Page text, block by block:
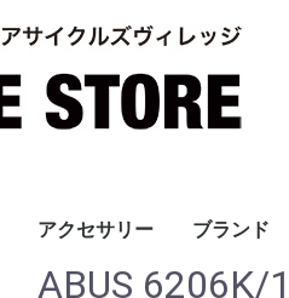
レーサーパンツ
カジュアルタイプ
アクセサリー
ロック（鍵）
ライト・リフレクター
バッグ
ブランド
ABUS
beruf
BOOKMAN
CASTELLI
縁 - enishi -
knog
le coq
NaliniPRO
narifuri
Notabag
POC/ポック
RUDY
SAYSKY
Tifosi
Wind X-
Z3R0D
ABUS 6206K/